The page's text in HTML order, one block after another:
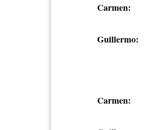
Carmen:
Guillermo:
Carmen: